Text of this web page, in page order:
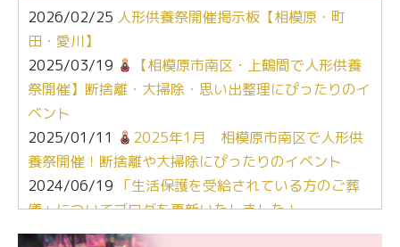
2026/02/25 人形供養祭開催掲示板【相模原・町
田・愛川】
2025/03/19
【相模原市南区・上鶴間で人形供養
祭開催】断捨離・大掃除・思い出整理にぴったりのイ
ベント
2025/01/11
2025年1月 相模原市南区で人形供
養祭開催！断捨離や大掃除にぴったりのイベント
2024/06/19 「生活保護を受給されている方のご葬
儀」についてブログを更新いたしました！
2024/03/06【終活なるほど教室】「マンガで学